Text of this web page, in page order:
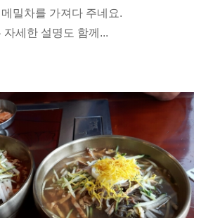
밀차를 가져다 주네요.
자세한 설명도 함께...